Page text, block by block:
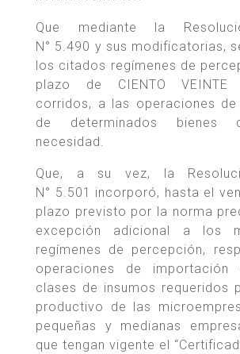
Que mediante la
N° 5.490 y sus modificatorias,
los citados regímenes de
plazo de CIENTO
corridos, a las operaciones
de determinados bienes
necesidad.
Que, a su vez, la
N° 5.501 incorporó, hasta el
plazo previsto por la norma
excepción adicional a los
regímenes de percepción,
operaciones de importación
clases de insumos requeridos
productivo de las
pequeñas y medianas
que tengan vigente el